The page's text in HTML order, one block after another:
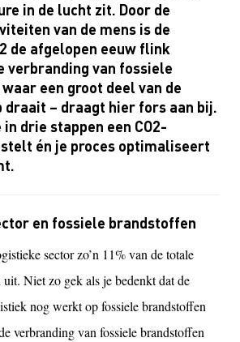
in de lucht zit. Door de
van de mens is de
de afgelopen eeuw flink
verbranding van fossiele
een groot deel van de
draait – draagt hier fors aan bij.
drie stappen een CO2-
én je proces optimaliseert
en fossiele brandstoffen
sector zo’n 11% van de totale
Niet zo gek als je bedenkt dat de
nog werkt op fossiele brandstoffen
verbranding van fossiele brandstoffen